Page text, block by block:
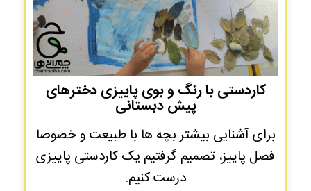
کاردستی با رنگ و بوی پاییزی دخترهای
پیش دبستانی
برای آشنایی بیشتر بچه ها با طبیعت و خصوصا
فصل پاییز، تصمیم گرفتیم یک کاردستی پاییزی
درست کنیم.